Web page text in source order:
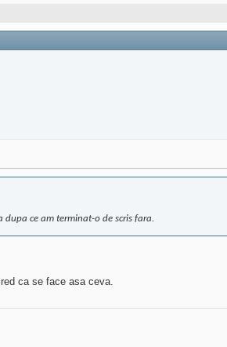
dupa ce am terminat-o de scris fara.
ca se face asa ceva.